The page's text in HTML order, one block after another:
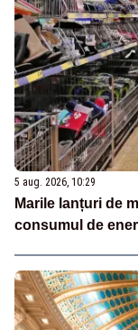
5 aug. 2026, 10:29
Marile lanțuri de
consumul de